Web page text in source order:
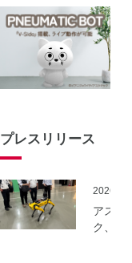
プレスリリース
アスラ
ク、